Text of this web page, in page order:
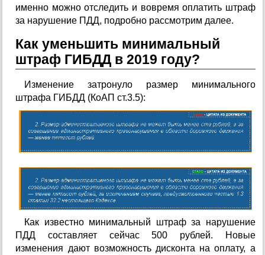
именно можно отследить и вовремя оплатить штраф
за нарушение ПДД, подробно рассмотрим далее.
Как уменьшить минимальный
штраф ГИБДД в 2019 году?
Изменение затронуло размер минимального
штрафа ГИБДД (КоАП ст.3.5):
Как известно минимальный штраф за нарушение
ПДД составляет сейчас 500 рублей. Новые
изменения дают возможность дисконта на оплату, а